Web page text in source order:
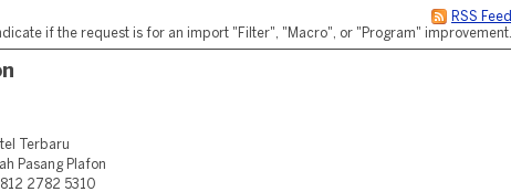
RSS Feed
if the request is for an import "Filter", "Macro", or "Program" improvement.
Terbaru
Pasang Plafon
2782 5310